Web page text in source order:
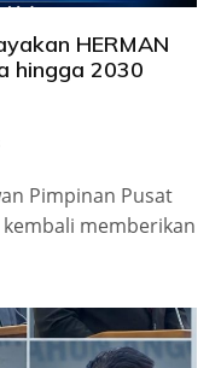
HERMAN
hingga 2030
Pimpinan Pusat
kembali memberikan